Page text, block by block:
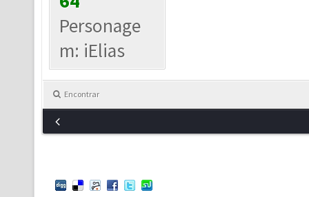
Personage
m: iElias
Encontrar